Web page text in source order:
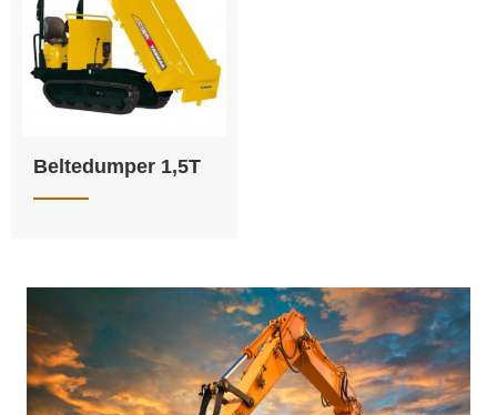
Beltedumper 1,5T